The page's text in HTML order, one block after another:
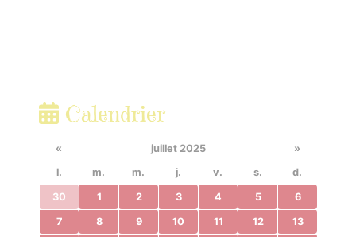
Calendrier
« juillet 2025
»
l.
m. m. j. v. s. d.
30 1 2 3 4 5 6
7 8 9 10 11 12 13